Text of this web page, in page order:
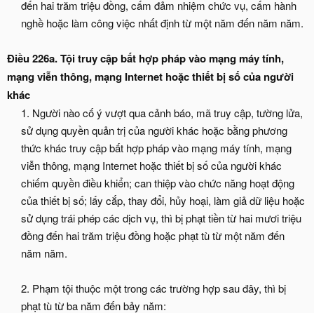
đến hai trăm triệu đồng, cấm đảm nhiệm chức vụ, cấm hành
nghề hoặc làm công việc nhất định từ một năm đến năm năm.​
Điều 226a. Tội truy cập bất hợp pháp vào mạng máy tính,
mạng viễn thông, mạng Internet hoặc thiết bị số của người
khác
1. Người nào cố ý vượt qua cảnh báo, mã truy cập, tường lửa,
sử dụng quyền quản trị của người khác hoặc bằng phương
thức khác truy cập bất hợp pháp vào mạng máy tính, mạng
viễn thông, mạng Internet hoặc thiết bị số của người khác
chiếm quyền điều khiển; can thiệp vào chức năng hoạt động
của thiết bị số; lấy cắp, thay đổi, hủy hoại, làm giả dữ liệu hoặc
sử dụng trái phép các dịch vụ, thì bị phạt tiền từ hai mươi triệu
đồng đến hai trăm triệu đồng hoặc phạt tù từ một năm đến
năm năm.
2. Phạm tội thuộc một trong các trường hợp sau đây, thì bị
phạt tù từ ba năm đến bảy năm: